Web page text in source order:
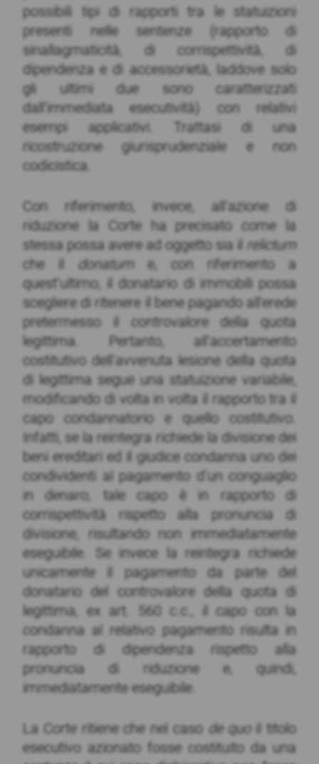
possibili tipi di rapporti tra le statuizioni
presenti nelle sentenze (rapporto di
sinallagmaticità, di corrispettività, di
dipendenza e di accessorietà, laddove solo
gli ultimi due sono caratterizzati
dall’immediata esecutività) con relativi
esempi applicativi. Trattasi di una
ricostruzione giurisprudenziale e non
codicistica.
Con riferimento, invece, all’azione di
riduzione la Corte ha precisato come la
stessa possa avere ad oggetto sia il relictum
che il donatume, con riferimento a
quest’ultimo, il donatario di immobili possa
scegliere di ritenere il bene pagando all’erede
pretermesso il controvalore della quota
legittima. Pertanto, all’accertamento
costitutivo dell’avvenuta lesione della quota
di legittima segue una statuizione variabile,
modificando di volta in volta il rapporto tra il
capo condannatorio e quello costitutivo.
Infatti, se la reintegra richiede la divisione dei
beni ereditari ed il giudice condanna uno dei
condividenti al pagamento d’un conguaglio
in denaro, tale capo è in rapporto di
corrispettività rispetto alla pronuncia di
divisione, risultando non immediatamente
eseguibile. Se invece la reintegra richiede
unicamente il pagamento da parte del
donatario del controvalore della quota di
legittima, ex art. 560 c.c., il capo con la
condanna al relativo pagamento risulta in
rapporto di dipendenza rispetto alla
pronuncia di riduzione e, quindi,
immediatamente eseguibile.
La Corte ritiene che nel caso de quoil titolo
esecutivo azionato fosse costituito da una